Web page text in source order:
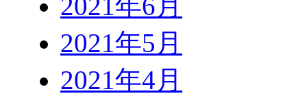
2021年6月
2021年5月
2021年4月